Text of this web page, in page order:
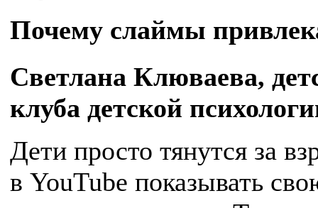
Почему слаймы
Светлана Клюваева,
клуба детской
Дети просто тянутся за
в YouTube показывать